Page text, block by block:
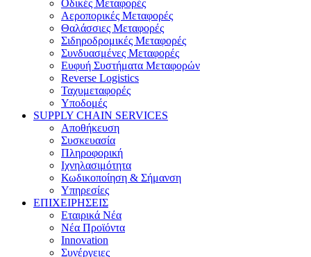
Οδικές Μεταφορές
Αεροπορικές Μεταφορές
Θαλάσσιες Μεταφορές
Σιδηροδρομικές Μεταφορές
Συνδυασμένες Μεταφορές
Ευφυή Συστήματα Μεταφορών
Reverse Logistics
Ταχυμεταφορές
Υποδομές
SUPPLY CHAIN SERVICES
Αποθήκευση
Συσκευασία
Πληροφορική
Ιχνηλασιμότητα
Κωδικοποίηση & Σήμανση
Υπηρεσίες
ΕΠΙΧΕΙΡΗΣΕΙΣ
Εταιρικά Νέα
Νέα Προϊόντα
Innovation
Συνέργειες